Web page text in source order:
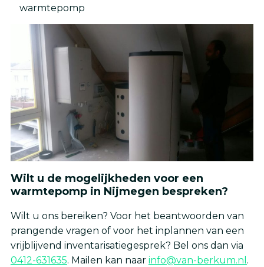
warmtepomp
Wilt u de mogelijkheden voor een
warmtepomp in Nijmegen bespreken?
Wilt u ons bereiken? Voor het beantwoorden van
prangende vragen of voor het inplannen van een
vrijblijvend inventarisatiegesprek? Bel ons dan via
0412-631635. Mailen kan naar info@van-berkum.nl .